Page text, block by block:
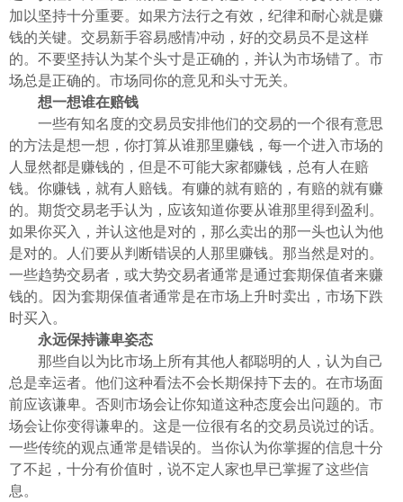
加以坚持十分重要。如果方法行之有效，纪律和耐心就是赚
钱的关键。交易新手容易感情冲动，好的交易员不是这样
的。不要坚持认为某个头寸是正确的，并认为市场错了。市
场总是正确的。市场同你的意见和头寸无关。
想一想谁在赔钱
一些有知名度的交易员安排他们的交易的一个很有意思
的方法是想一想，你打算从谁那里赚钱，每一个进入市场的
人显然都是赚钱的，但是不可能大家都赚钱，总有人在赔
钱。你赚钱，就有人赔钱。有赚的就有赔的，有赔的就有赚
的。期货交易老手认为，应该知道你要从谁那里得到盈利。
如果你买入，并认这他是对的，那么卖出的那一头也认为他
是对的。人们要从判断错误的人那里赚钱。那当然是对的。
一些趋势交易者，或大势交易者通常是通过套期保值者来赚
钱的。因为套期保值者通常是在市场上升时卖出，市场下跌
时买入。
永远保持谦卑姿态
那些自以为比市场上所有其他人都聪明的人，认为自己
总是幸运者。他们这种看法不会长期保持下去的。在市场面
前应该谦卑。否则市场会让你知道这种态度会出问题的。市
场会让你变得谦卑的。这是一位很有名的交易员说过的话。
一些传统的观点通常是错误的。当你认为你掌握的信息十分
了不起，十分有价值时，说不定人家也早已掌握了这些信
息。